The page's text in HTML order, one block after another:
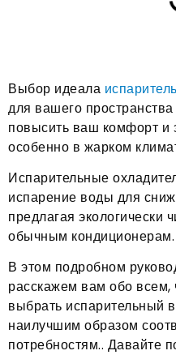
Выбор идеала
для вашего
повысить ваш комфорт и
особенно в жарком
Испарительные
испарение воды для
предлагая экологически
обычным кондиционерам.
В этом подробном
расскажем вам обо всем,
выбрать испарительный
наилучшим образом
потребностям.. Давайте